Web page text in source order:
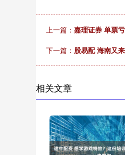
上一篇： 嘉理证券 单票
下一篇： 股易配 海南又
相关文章